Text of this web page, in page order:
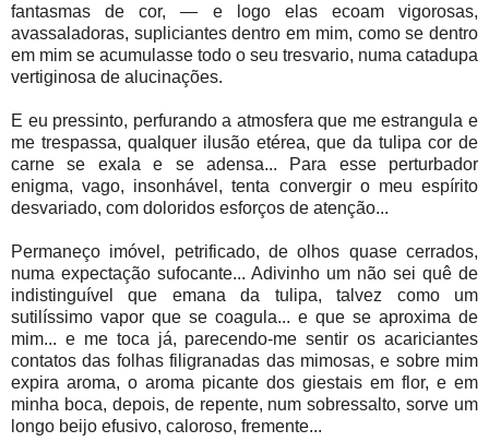
fantasmas de cor, — e logo elas ecoam vigorosas,
avassaladoras, supliciantes dentro em mim, como se dentro
em mim se acumulasse todo o seu tresvario, numa catadupa
vertiginosa de alucinações.
E eu pressinto, perfurando a atmosfera que me estrangula e
me trespassa, qualquer ilusão etérea, que da tulipa cor de
carne se exala e se adensa... Para esse perturbador
enigma, vago, insonhável, tenta convergir o meu espírito
desvariado, com doloridos esforços de atenção...
Permaneço imóvel, petrificado, de olhos quase cerrados,
numa expectação sufocante... Adivinho um não sei quê de
indistinguível que emana da tulipa, talvez como um
sutilíssimo vapor que se coagula... e que se aproxima de
mim... e me toca já, parecendo-me sentir os acariciantes
contatos das folhas filigranadas das mimosas, e sobre mim
expira aroma, o aroma picante dos giestais em flor, e em
minha boca, depois, de repente, num sobressalto, sorve um
longo beijo efusivo, caloroso, fremente...